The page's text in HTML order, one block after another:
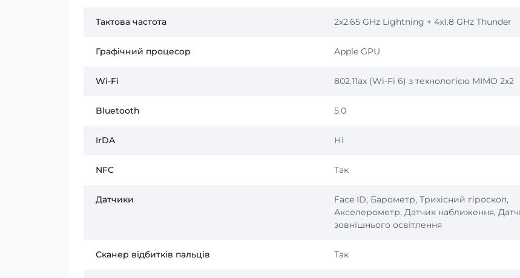
Тактова частота 2x2.65 GHz Lightning + 4x1.8 GHz Thunder
Графічний процесор Apple GPU
Wi-Fi 802.11ax (Wi-Fi 6) з технологією MIMO 2x2
Bluetooth 5.0
IrDA Ні
NFC Так
Датчики
Face ID, Барометр, Трихісний гіроскоп,
Акселерометр, Датчик наближення,
зовнішнього освітлення
Сканер відбитків пальців Так